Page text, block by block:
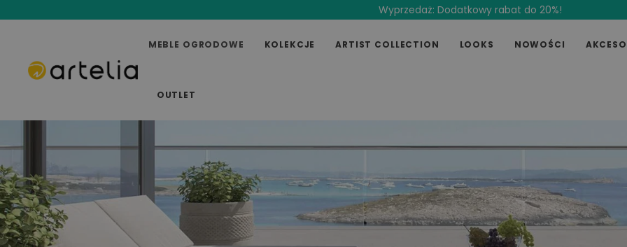
Wyprzedaż: Dodatkowy rabat do 20%!
MEBLE OGRODOWE KOLEKCJE ARTIST COLLECTION LOOKS NOWOŚCI
OUTLET